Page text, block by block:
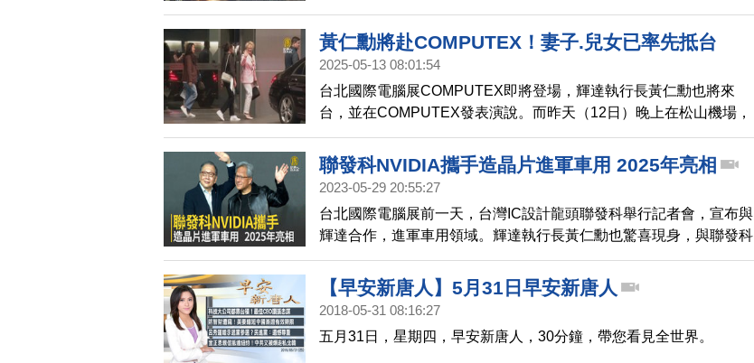
同樂。黃仁勳不僅說為台灣感到驕傲，幫助世界打造AI基礎建設，同
時預告，年底前還會再回台灣。
黃仁勳將赴COMPUTEX！妻子.兒女已率先抵台
2025-05-13 08:01:54
台北國際電腦展COMPUTEX即將登場，輝達執行長黃仁勳也將來
台，並在COMPUTEX發表演說。而昨天（12日）晚上在松山機場，
黃仁勳的家人包括太太及兒女，率先搭乘專機抵達，太太Lori走出
後，揮手向現場媒體致意，隨後一行人乘車離開。
聯發科NVIDIA攜手造晶片進軍車用 2025年亮相
2023-05-29 20:55:27
台北國際電腦展前一天，台灣IC設計龍頭聯發科舉行記者會，宣布與
輝達合作，進軍車用領域。輝達執行長黃仁勳也驚喜現身，與聯發科
副董事長蔡力行，分享對車用市場的想法與布局。
【早安新唐人】5月31日早安新唐人
2018-05-31 08:16:27
五月31日，星期四，早安新唐人，30分鐘，帶您看見全世界。